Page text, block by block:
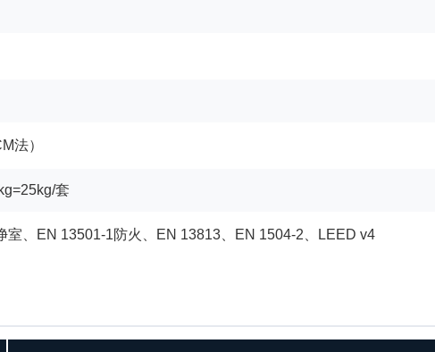
法）
套
室、EN 13501-1防火、EN 13813、EN 1504-2、LEED v4